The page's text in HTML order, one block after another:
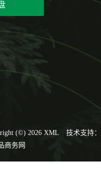
(©) 2026 XML
技术支持：
商务网